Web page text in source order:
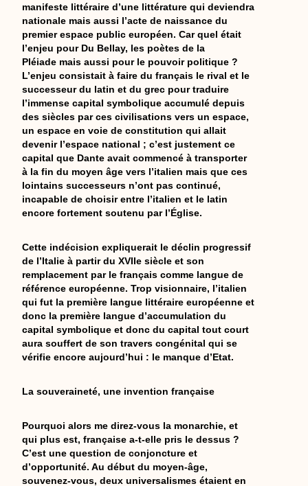
manifeste littéraire d’une littérature qui deviendra
nationale mais aussi l’acte de naissance du
premier espace public européen. Car quel était
l’enjeu pour Du Bellay, les poètes de la
Pléiade mais aussi pour le pouvoir politique ?
L’enjeu consistait à faire du français le rival et le
successeur du latin et du grec pour traduire
l’immense capital symbolique accumulé depuis
des siècles par ces civilisations vers un espace,
un espace en voie de constitution qui allait
devenir l’espace national ; c’est justement ce
capital que Dante avait commencé à transporter
à la fin du moyen âge vers l’italien mais que ces
lointains successeurs n’ont pas continué,
incapable de choisir entre l’italien et le latin
encore fortement soutenu par l’Église.
Cette indécision expliquerait le déclin progressif
de l’Italie à partir du XVIIe siècle et son
remplacement par le français comme langue de
référence européenne. Trop visionnaire, l’italien
qui fut la première langue littéraire européenne et
donc la première langue d’accumulation du
capital symbolique et donc du capital tout court
aura souffert de son travers congénital qui se
vérifie encore aujourd’hui : le manque d’Etat.
La souveraineté, une invention française
Pourquoi alors me direz-vous la monarchie, et
qui plus est, française a-t-elle pris le dessus ?
C’est une question de conjoncture et
d’opportunité. Au début du moyen-âge,
souvenez-vous, deux universalismes étaient en